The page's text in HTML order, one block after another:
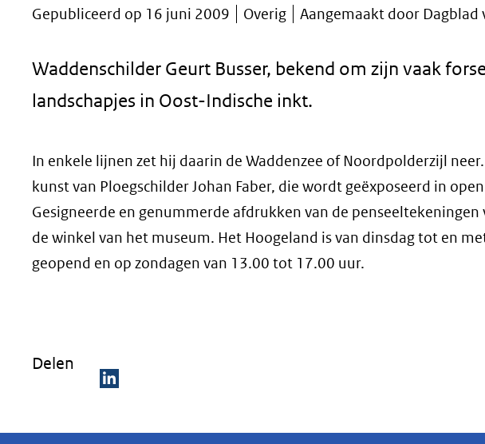
Gepubliceerd op 16 juni 2009 Overig Aangemaakt door Dagblad
Waddenschilder Geurt Busser, bekend om zijn vaak
landschapjes in Oost-Indische inkt.
In enkele lijnen zet hij daarin de Waddenzee of Noordpolderzijl
kunst van Ploegschilder Johan Faber, die wordt geëxposeerd in
Gesigneerde en genummerde afdrukken van de
de winkel van het museum. Het Hoogeland is van dinsdag tot en
geopend en op zondagen van 13.00 tot 17.00 uur.
Delen
e